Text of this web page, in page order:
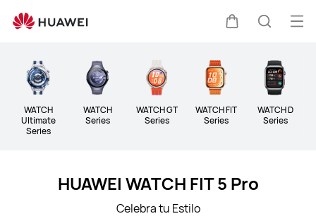
WATCH
Ultimate
Series
WATCH
Series
WATCH GT
Series
WATCH FIT
Series
WATCH D
Series
HUAWEI WATCH FIT 5 Pro
Celebra tu Estilo